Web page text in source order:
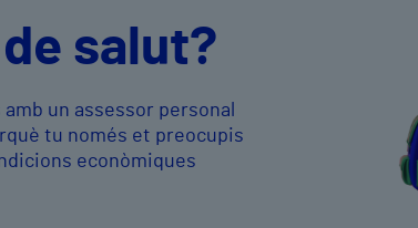
salut?
un assessor personal
tu només et preocupis
econòmiques